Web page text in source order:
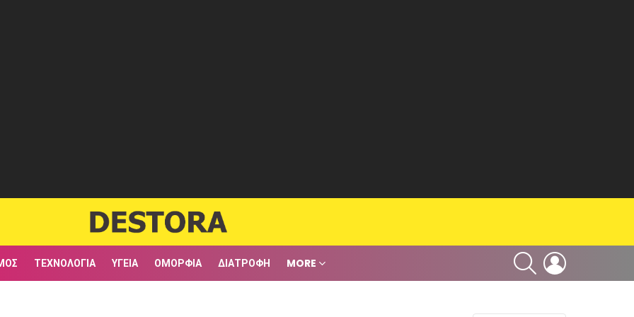
ΤΕΧΝΟΛΟΓΊΑ ΥΓΕΊΑ ΟΜΟΡΦΙΆ ΔΙΑΤΡΟΦΉ MORE
SEARCH